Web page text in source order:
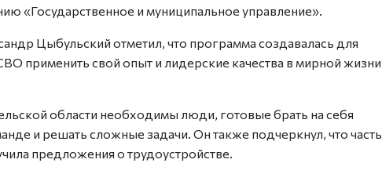
«Государственное и муниципальное управление».
Цыбульский отметил, что программа создавалась для
применить свой опыт и лидерские качества в мирной жизни
области необходимы люди, готовые брать на себя
и решать сложные задачи. Он также подчеркнул, что часть
предложения о трудоустройстве.